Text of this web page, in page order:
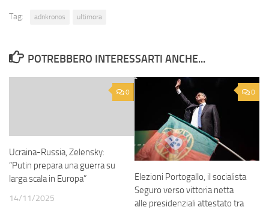
Tag: adnkronos ultimora
POTREBBERO INTERESSARTI ANCHE...
0
Ucraina-Russia, Zelensky:
“Putin prepara una guerra su
larga scala in Europa”
14/11/2025
0
Elezioni Portogallo, il socialista
Seguro verso vittoria netta
alle presidenziali attestato tra